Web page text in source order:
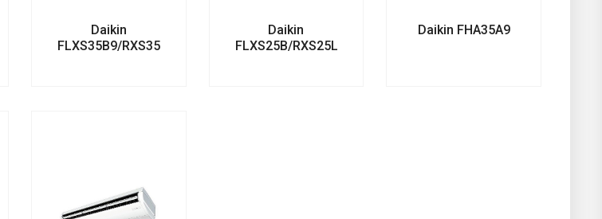
Daikin
FLXS35B9/RXS35L3
Daikin
FLXS25B/RXS25L3
Daikin FHA35A9